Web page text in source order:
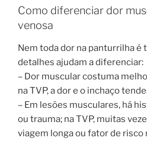
Como diferenciar dor
venosa
Nem toda dor na panturrilha é
detalhes ajudam a diferenciar:
– Dor muscular costuma
na TVP, a dor e o inchaço
– Em lesões musculares, há
ou trauma; na TVP, muitas
viagem longa ou fator de risco